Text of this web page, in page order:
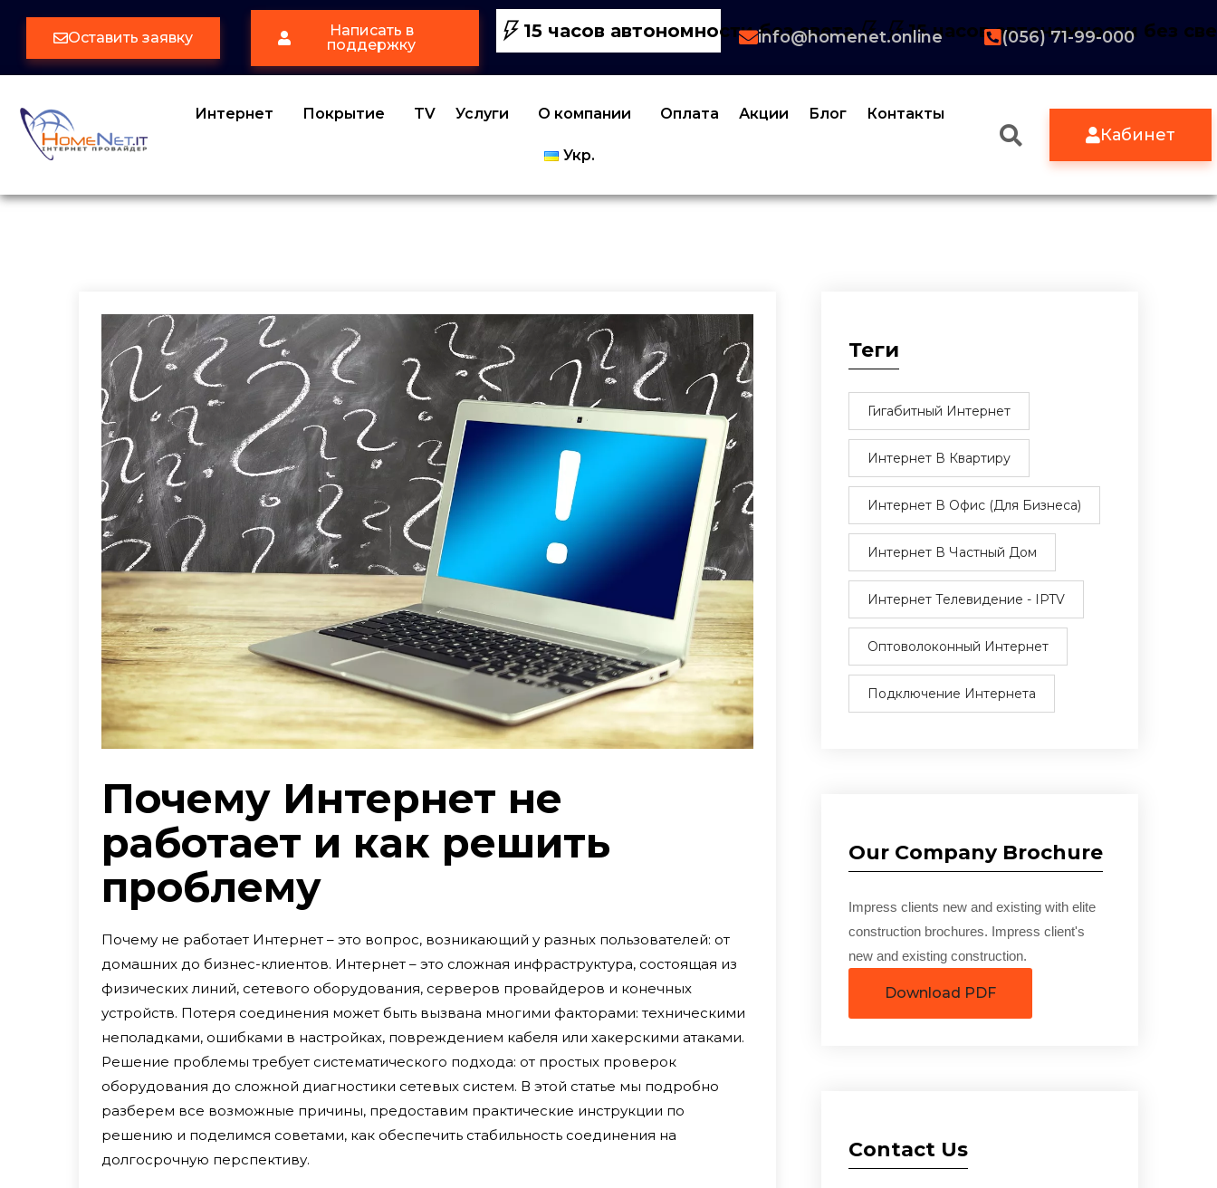
Оставить заявку
Написать в
поддержку
15 часов автономности без света 15 часов автономности без
info@homenet.online (056) 71-99-000
Интернет Покрытие TV Услуги О компании Оплата Акции Блог Контакты
Укр.
Кабинет
Почему Интернет не
работает и как решить
проблему
Почему не работает Интернет – это вопрос, возникающий у разных пользователей: от
домашних до бизнес-клиентов. Интернет – это сложная инфраструктура, состоящая из
физических линий, сетевого оборудования, серверов провайдеров и конечных
устройств. Потеря соединения может быть вызвана многими факторами: техническими
неполадками, ошибками в настройках, повреждением кабеля или хакерскими атаками.
Решение проблемы требует систематического подхода: от простых проверок
оборудования до сложной диагностики сетевых систем. В этой статье мы подробно
разберем все возможные причины, предоставим практические инструкции по
решению и поделимся советами, как обеспечить стабильность соединения на
долгосрочную перспективу.
Теги
Гигабитный Интернет
Интернет В Квартиру
Интернет В Офис (для Бизнеса)
Интернет В Частный Дом
Интернет Телевидение - IPTV
Оптоволоконный Интернет
Подключение Интернета
Our Company Brochure
Impress clients new and existing with elite
construction brochures. Impress client's
new and existing construction.
Download PDF
Contact Us